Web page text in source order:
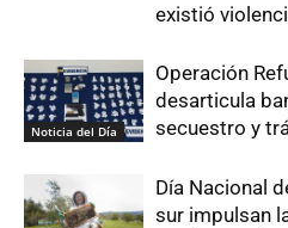
existió
Noticia del Día
Operación
desarticula
secuestro y
Día Nacional
sur impulsan